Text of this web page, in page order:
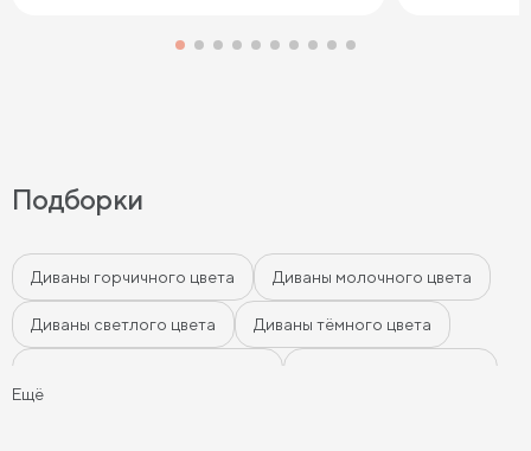
Подборки
Диваны горчичного цвета Диваны молочного цвета
Диваны светлого цвета Диваны тёмного цвета
Ещё